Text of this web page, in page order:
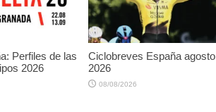
Perfiles de las
2026
Ciclobreves España agosto
2026
08/08/2026